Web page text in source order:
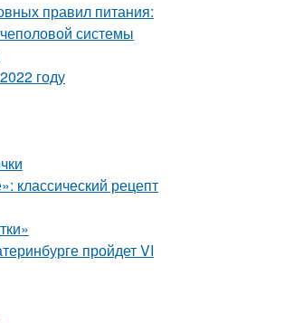
правил питания:
системы
году
классический рецепт
пройдет VI